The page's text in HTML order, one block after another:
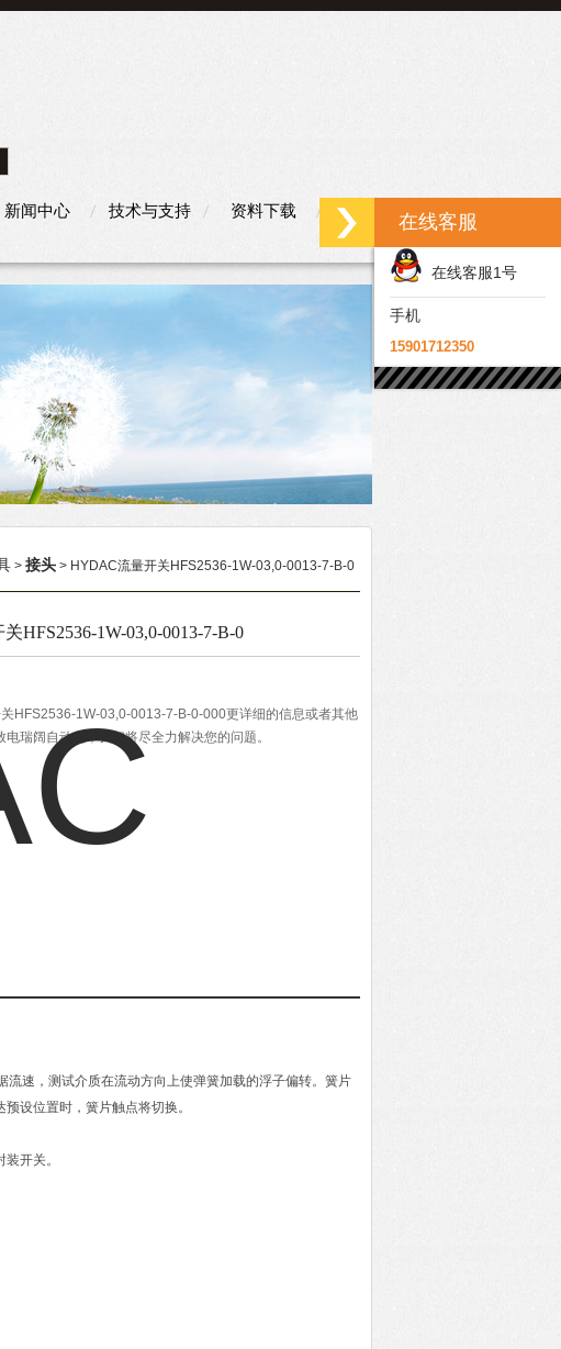
新闻中心 技术与支持 资料下载 联系我们
> 接头 > HYDAC流量开关HFS2536-1W-03,0-0013-7-B-0
HFS2536-1W-03,0-0013-7-B-0
HFS2536-1W-03,0-0013-7-B-0-000更详细的信息或者其他
瑞阔自动化，我们将尽全力解决您的问题。
速，测试介质在流动方向上使弹簧加载的浮子偏转。簧片
设位置时，簧片触点将切换。
开关。
在线客服
在线客服1号
手机
15901712350